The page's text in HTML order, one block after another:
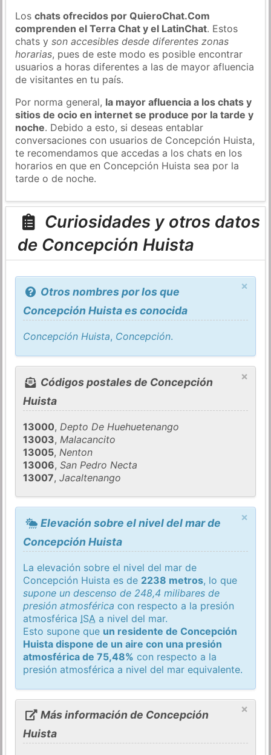
Loschats ofrecidos por QuieroChat.Com
comprenden el Terra Chat y el LatinChat. Estos
chats yson accesibles desde diferentes zonas
horarias, pues de este modo es posible encontrar
usuarios a horas diferentes a las de mayor afluencia
de visitantes en tu país.
Por norma general, la mayor afluencia a los chats y
sitios de ocio en internet se produce por la tarde y
noche. Debido a esto, si deseas entablar
conversaciones con usuarios de Concepción Huista,
te recomendamos que accedas a los chats en los
horarios en que en Concepción Huista sea por la
tarde o de noche.
Curiosidades y otros datos
de Concepción Huista
×
Otros nombres por los que
Concepción Huista es conocida
Concepción Huista, Concepción.
×
Códigos postales de Concepción
Huista
13000, Depto De Huehuetenango
13003, Malacancito
13005, Nenton
13006,San Pedro Necta
13007,Jacaltenango
×
Elevación sobre el nivel del mar de
Concepción Huista
La elevación sobre el nivel del mar de
Concepción Huista es de 2238 metros, lo que
supone un descenso de 248,4 milibares de
presión atmosférica con respecto a la presión
atmosférica ISA a nivel del mar.
Esto supone que un residente de Concepción
Huista dispone de un aire con una presión
atmosférica de 75,48% con respecto a la
presión atmosférica a nivel del mar equivalente.
×
Más información de Concepción
Huista